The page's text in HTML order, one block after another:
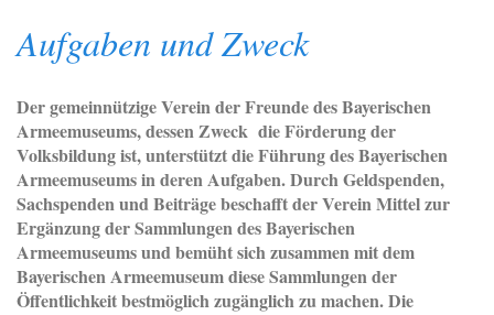
Aufgaben und Zweck
Der gemeinnützige Verein der Freunde des Bayerischen
Armeemuseums, dessen Zweck die Förderung der
Volksbildung ist, unterstützt die Führung des Bayerischen
Armeemuseums in deren Aufgaben. Durch Geldspenden,
Sachspenden und Beiträge beschafft der Verein Mittel zur
Ergänzung der Sammlungen des Bayerischen
Armeemuseums und bemüht sich zusammen mit dem
Bayerischen Armeemuseum diese Sammlungen der
Öffentlichkeit bestmöglich zugänglich zu machen. Die